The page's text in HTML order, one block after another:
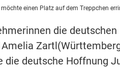
einen Platz auf dem Treppchen
die
deutsche Hoffnung